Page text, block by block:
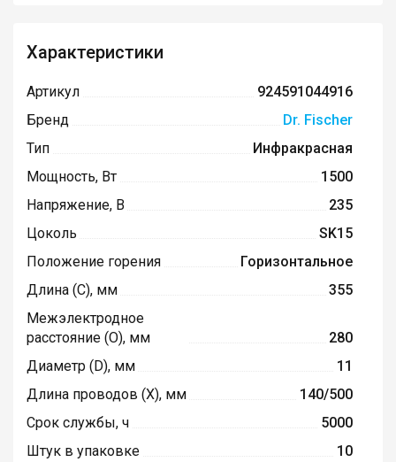
Характеристики
Артикул
924591044916
Бренд
Dr. Fischer
Тип
Инфракрасная
Мощность, Вт
1500
Напряжение, В
235
Цоколь
SK15
Положение горения
Горизонтальное
Длина (C), мм
355
Межэлектродное
расстояние (O), мм
280
Диаметр (D), мм
11
Длина проводов (X), мм
140/500
Срок службы, ч
5000
Штук в упаковке
10